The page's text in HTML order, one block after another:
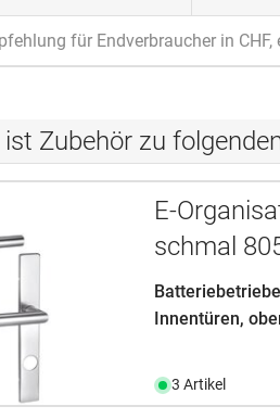
für Endverbraucher in CHF,
Zubehör zu
E-
schmal
Innentüren,
3 Artikel